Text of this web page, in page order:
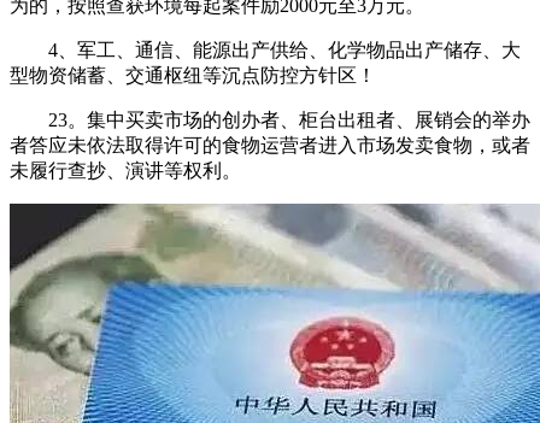
为的，按照查获环境每起案件励2000元至3万元。
4、军工、通信、能源出产供给、化学物品出产储存、大
型物资储蓄、交通枢纽等沉点防控方针区！
23。集中买卖市场的创办者、柜台出租者、展销会的举办
者答应未依法取得许可的食物运营者进入市场发卖食物，或者
未履行查抄、演讲等权利。